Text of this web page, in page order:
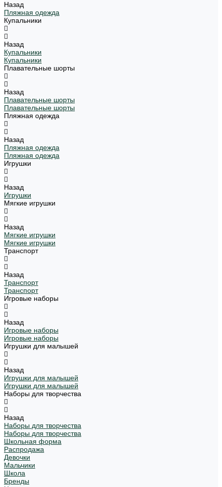
Назад
Пляжная одежда
Купальники
Назад
Купальники
Купальники
Плавательные шорты
Назад
Плавательные шорты
Плавательные шорты
Пляжная одежда
Назад
Пляжная одежда
Пляжная одежда
Игрушки
Назад
Игрушки
Мягкие игрушки
Назад
Мягкие игрушки
Мягкие игрушки
Транспорт
Назад
Транспорт
Транспорт
Игровые наборы
Назад
Игровые наборы
Игровые наборы
Игрушки для малышей
Назад
Игрушки для малышей
Игрушки для малышей
Наборы для творчества
Назад
Наборы для творчества
Наборы для творчества
Школьная форма
Распродажа
Девочки
Мальчики
Школа
Бренды